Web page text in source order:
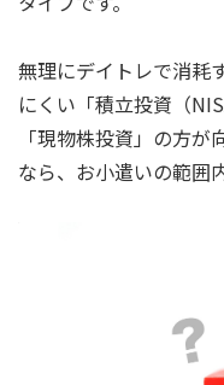
無理にデイトレで消耗
にくい「積立投資（
「現物株投資」の方が
なら、お小遣いの範囲